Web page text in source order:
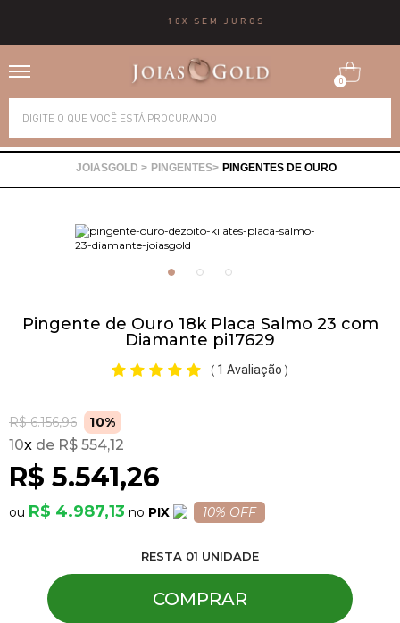
10X SEM JUROS
0
PINGENTES PINGENTES DE OURO
Pingente de Ouro 18k Placa Salmo 23 com
Diamante pi17629
( 1 Avaliação )
R$ 6.156,96 10%
R$ 5.541,26
10x R$ 554,12
R$ 4.987,13 PIX 10% OFF
RESTA 01 UNIDADE
COMPRAR
Alianças
Brincos
Pulseiras
Piercing
Pedras Preciosas
Presente